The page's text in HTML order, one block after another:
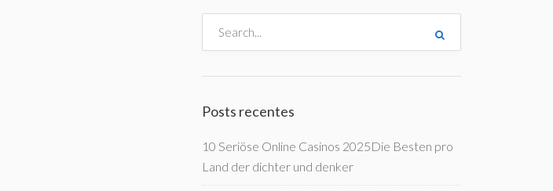
Posts recentes
10 Seriöse Online Casinos 2025Die Besten pro
Land der dichter und denker